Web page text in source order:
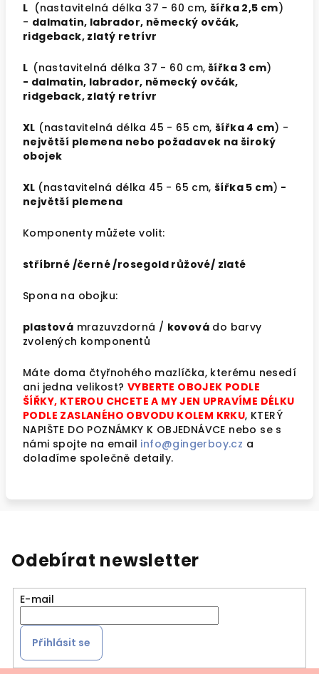
L (nastavitelná délka 37 - 60 cm,šířka 2,5 cm)
- dalmatin, labrador, německý ovčák,
ridgeback, zlatý retrívr
L (nastavitelná délka 37 - 60 cm, šířka 3 cm)
- dalmatin, labrador, německý ovčák,
ridgeback, zlatý retrívr
XL (nastavitelná délka 45 - 65 cm,šířka 4 cm) -
největší plemena nebo požadavek na široký
obojek
XL (nastavitelná délka 45 - 65 cm,šířka 5 cm) -
největší plemena
Komponenty můžete volit:
stříbrné /černé /rosegold růžové/ zlaté
Spona na obojku:
plastová mrazuvzdorná / kovová do barvy
zvolených komponentů
Máte doma čtyřnohého mazlíčka, kterému nesedí
ani jedna velikost? VYBERTE OBOJEK PODLE
ŠÍŘKY, KTEROU CHCETE A MY JEN UPRAVÍME DÉLKU
PODLE ZASLANÉHO OBVODU KOLEM KRKU, KTERÝ
NAPIŠTE DO POZNÁMKY K OBJEDNÁVCE nebo se s
námi spojte na email info@gingerboy.cz a
doladíme společně detaily.
Odebírat newsletter
E-mail
Přihlásit se